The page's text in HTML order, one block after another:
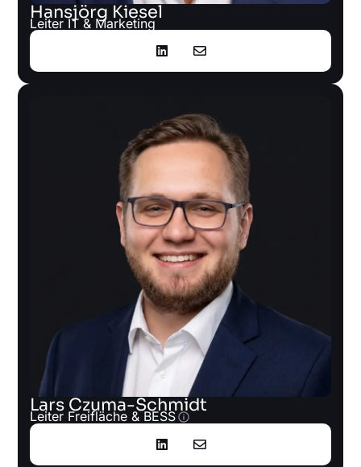
Hansjörg Kiesel
Leiter IT & Marketing
Lars Czuma-Schmidt
Leiter Freifläche &BESS